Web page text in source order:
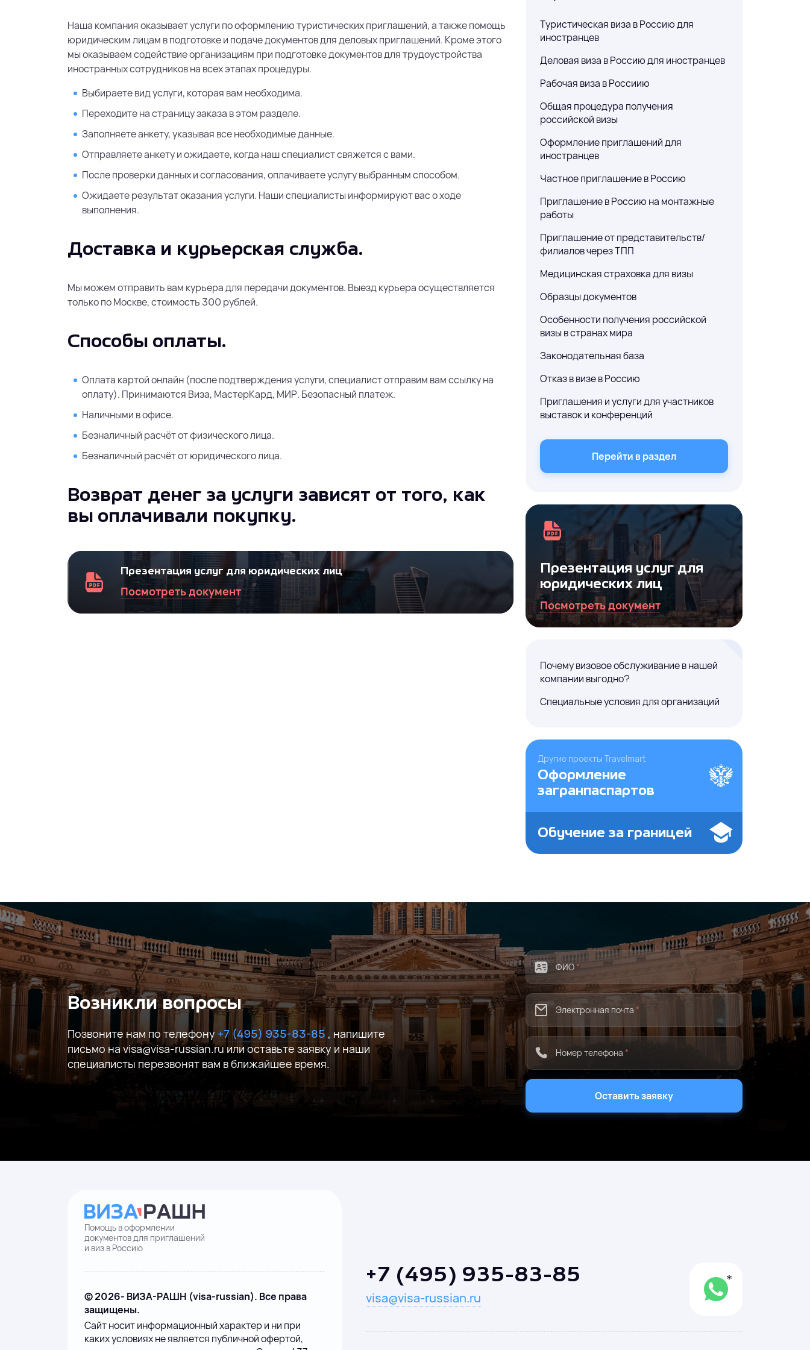
Оформление документов для трудоустройства
ВКС. Консультационные услуги для
юридических лиц.
Легальный найм визовых специалистов — без
ожидания комиссий и переплат
Туристическое приглашение в
Ваучер в Россию для иностранцев на срок
пребывания до 30 дней с правом однократного
въезда.
услуги по оформлению единой электронной
визы (E-visa) для въезда в Российскую
Наша компания оказывает услуги по оформлению туристических приглашений, а также помощь
юридическим лицам в подготовке и подаче документов для деловых приглашений. Кроме этого
мы оказываем содействие организациям при подготовке документов для трудоустройства
иностранных сотрудников на всех этапах процедуры.
Выбираете вид услуги, которая вам необходима.
Переходите на страницу заказа в этом разделе.
Заполняете анкету, указывая все необходимые данные.
Отправляете анкету и ожидаете, когда наш специалист свяжется с вами.
После проверки данных и согласования, оплачиваете услугу выбранным способом.
Ожидаете результат оказания услуги. Наши специалисты информируют вас о ходе
выполнения.
Доставка и курьерская служба.
Мы можем отправить вам курьера для передачи документов. Выезд курьера осуществляется
только по Москве, стоимость 300 рублей.
Способы оплаты.
Оплата картой онлайн (после подтверждения услуги, специалист отправим вам ссылку на
оплату). Принимаются Виза, МастерКард, МИР. Безопасный платеж.
Наличными в офисе.
Безналичный расчёт от физического лица.
Безналичный расчёт от юридического лица.
Возврат денег за услуги зависят от того, как
вы оплачивали покупку.
Презентация услуг для юридических лиц
Посмотреть документ
Туристическая виза в Россию для
иностранцев
Деловая виза в Россию для иностранцев
Рабочая виза в Россиию
Общая процедура получения
российской визы
Оформление приглашений для
иностранцев
Частное приглашение в Россию
Приглашение в Россию на монтажные
работы
Приглашение от представительств/
филиалов через ТПП
Медицинская страховка для визы
Образцы документов
Особенности получения российской
визы в странах мира
Законодательная база
Отказ в визе в Россию
Приглашения и услуги для участников
выставок и конференций
Перейти в раздел
Презентация услуг для
юридических лиц
Посмотреть документ
Почему визовое обслуживание в нашей
компании выгодно?
Специальные условия для организаций
Другие проекты Travelmart
Оформление
загранпаспартов
Обучение за границей
Возникли вопросы
Позвоните нам по телефону +7 (495) 935-83-85, напишите
письмо на visa@visa-russian.ru или оставьте заявку и наши
специалисты перезвонят вам в ближайшее время.
ФИО*
Электронная почта *
Номер телефона *
Оставить заявку
+7 (495) 935-83-85
visa@visa-russian.ru
Помощь в оформлении
документов для приглашений
и виз в Россию
© 2026- ВИЗА-РАШН (visa-russian). Все права
защищены.
Сайт носит информационный характер и ни при
каких условиях не является публичной офертой,
Оставить заявку
Оформление документов для делового приглашения на российскую визу
Туристические приглашения
Соглашаюсь на обработкуперсональных данных